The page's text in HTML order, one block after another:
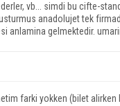
vb... simdi bu cifte-
anadolujet tek
anlamina gelmektedir.
farki yokken (bilet